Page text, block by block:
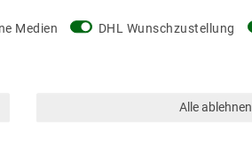
Medien DHL Wunschzustellung
Alle ablehnen